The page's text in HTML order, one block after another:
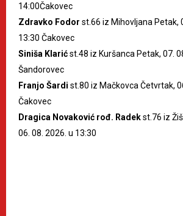
14:00Čakovec
Zdravko Fodor st.66 iz Mihovljana Petak,
13:30 Čakovec
Siniša Klarićst.48 iz Kuršanca Petak, 07.
Šandorovec
Franjo Šardi st.80 iz Mačkovca Četvrtak,
Čakovec
Dragica Novaković rođ. Radekst.76 iz
06. 08. 2026. u 13:30